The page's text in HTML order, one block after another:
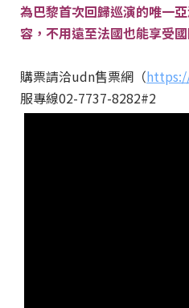
為巴黎首次回歸巡演的唯一
容，不用遠至法國也能享受
購票請洽udn售票網（
服專線02-7737-8282#2